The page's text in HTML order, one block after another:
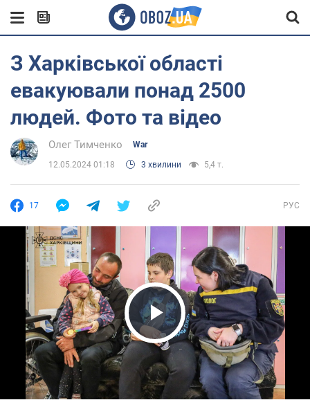
З Харківської області
евакуювали понад 2500
людей. Фото та відео
Олег Тимченко War
12.05.2024 01:18 3 хвилини 5,4 т.
17 РУС
Play Video